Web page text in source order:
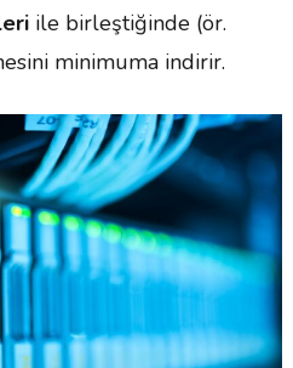
ile birleştiğinde (ör.
minimuma indirir.